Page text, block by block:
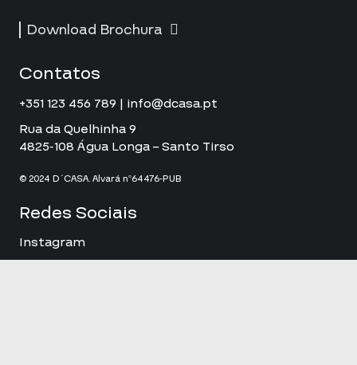
Download Brochura
Contatos
+351 123 456 789 | info@dcasa.pt
Rua da Quelhinha 9
4825-108 Água Longa – Santo Tirso
© 2024 D´CASA. Alvará nº64476-PUB
Redes Sociais
Instagram